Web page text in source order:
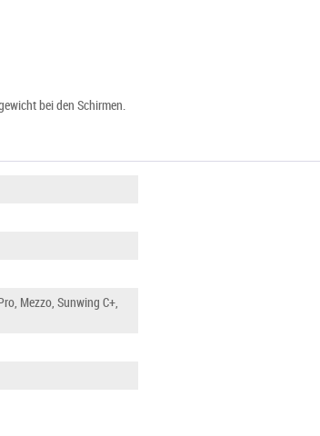
bei den Schirmen.
Mezzo, Sunwing C+,